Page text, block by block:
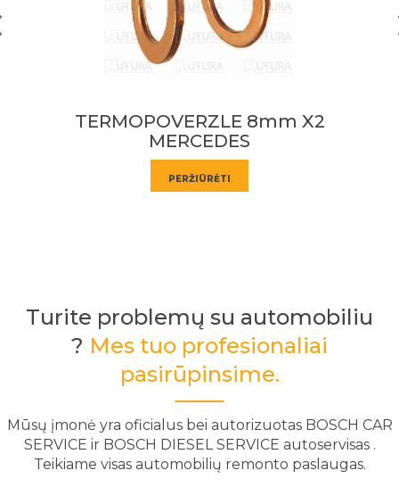
TERMOPOVERZLE 8mm X2
MERCEDES
PERŽIŪRĖTI
Turite problemų su automobiliu
? Mes tuo profesionaliai
pasirūpinsime.
Mūsų įmonė yra oficialus bei autorizuotas BOSCH CAR
SERVICE ir BOSCH DIESEL SERVICE autoservisas .
Teikiame visas automobilių remonto paslaugas.